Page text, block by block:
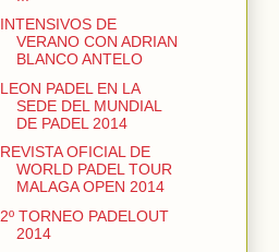
INTENSIVOS DE
VERANO CON ADRIAN
BLANCO ANTELO
LEON PADEL EN LA
SEDE DEL MUNDIAL
DE PADEL 2014
REVISTA OFICIAL DE
WORLD PADEL TOUR
MALAGA OPEN 2014
2º TORNEO PADELOUT
2014